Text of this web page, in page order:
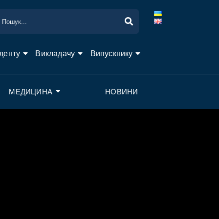
Викладачу Випускнику
МЕДИЦИНА НОВИНИ